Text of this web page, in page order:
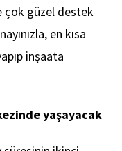
çok güzel destek
en kısa
inşaata
yaşayacak